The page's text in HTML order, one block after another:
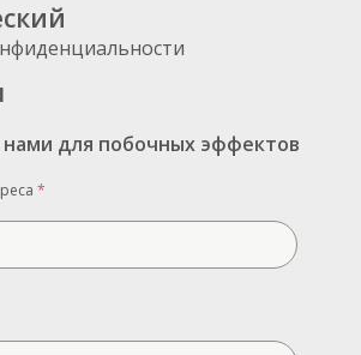
нами для побочных эффектов
*